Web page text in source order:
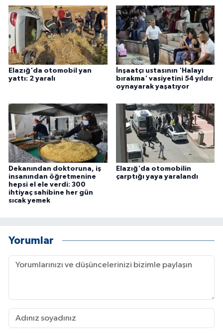
Elazığ'da otomobil yan
yattı: 2 yaralı
İnşaatçı ustasının 'Halayı
bırakma' vasiyetini 54 yıldır
oynayarak yaşatıyor
Dekanından doktoruna, iş
insanından öğretmenine
hepsi el ele verdi: 300
ihtiyaç sahibine her gün
sıcak yemek
Elazığ'da otomobilin
çarptığı yaya yaralandı
Yorumlar